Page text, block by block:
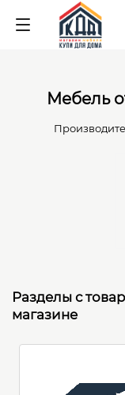
Мебель
Разделы с
магазине